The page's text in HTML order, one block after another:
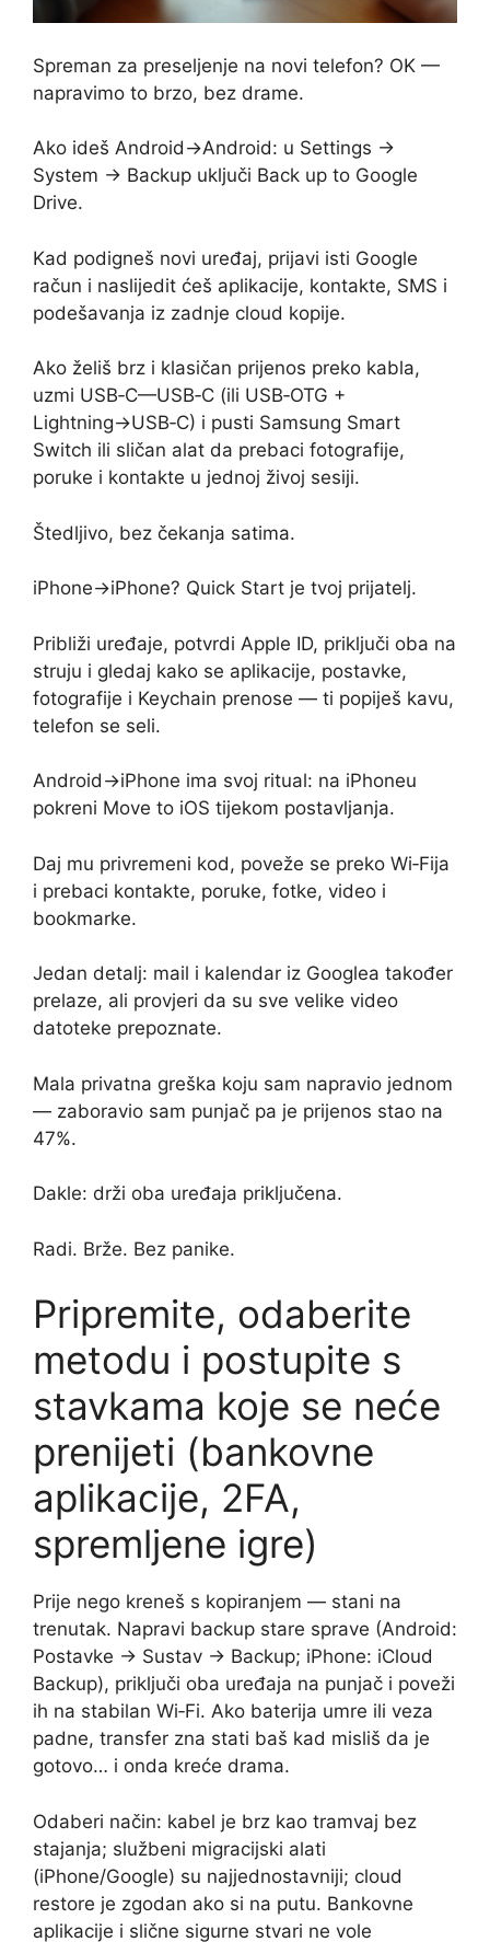
Spreman za preseljenje na novi telefon? OK —
napravimo to brzo, bez drame.
Ako ideš Android→Android: u Settings →
System → Backup uključi Back up to Google
Drive.
Kad podigneš novi uređaj, prijavi isti Google
račun i naslijedit ćeš aplikacije, kontakte, SMS i
podešavanja iz zadnje cloud kopije.
Ako želiš brz i klasičan prijenos preko kabla,
uzmi USB‑C—USB‑C (ili USB‑OTG +
Lightning→USB‑C) i pusti Samsung Smart
Switch ili sličan alat da prebaci fotografije,
poruke i kontakte u jednoj živoj sesiji.
Štedljivo, bez čekanja satima.
iPhone→iPhone? Quick Start je tvoj prijatelj.
Približi uređaje, potvrdi Apple ID, priključi oba na
struju i gledaj kako se aplikacije, postavke,
fotografije i Keychain prenose — ti popiješ kavu,
telefon se seli.
Android→iPhone ima svoj ritual: na iPhoneu
pokreni Move to iOS tijekom postavljanja.
Daj mu privremeni kod, poveže se preko Wi‑Fija
i prebaci kontakte, poruke, fotke, video i
bookmarke.
Jedan detalj: mail i kalendar iz Googlea također
prelaze, ali provjeri da su sve velike video
datoteke prepoznate.
Mala privatna greška koju sam napravio jednom
— zaboravio sam punjač pa je prijenos stao na
47%.
Dakle: drži oba uređaja priključena.
Radi. Brže. Bez panike.
Pripremite, odaberite
metodu i postupite s
stavkama koje se neće
prenijeti (bankovne
aplikacije, 2FA,
spremljene igre)
Prije nego kreneš s kopiranjem — stani na
trenutak. Napravi backup stare sprave (Android:
Postavke → Sustav → Backup; iPhone: iCloud
Backup), priključi oba uređaja na punjač i poveži
ih na stabilan Wi‑Fi. Ako baterija umre ili veza
padne, transfer zna stati baš kad misliš da je
gotovo… i onda kreće drama.
Odaberi način: kabel je brz kao tramvaj bez
stajanja; službeni migracijski alati
(iPhone/Google) su najjednostavniji; cloud
restore je zgodan ako si na putu. Bankovne
aplikacije i slične sigurne stvari ne vole